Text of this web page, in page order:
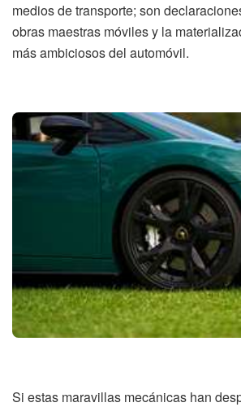
medios de transporte; son
obras maestras móviles y la
más ambiciosos del automóvil.
Si estas maravillas mecánicas han